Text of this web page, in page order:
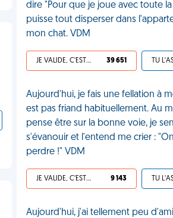
dire "Pour que je joue avec toute
puisse tout disperser dans
mon chat. VDM
JE VALIDE, C'EST UNE VDM 39 651
Aujourd'hui, je fais une fellation à
est pas friand habituellement. Au
pense être sur la bonne voie, je
s'évanouir et l'entend me crier :
perdre !" VDM
JE VALIDE, C'EST UNE VDM 9 143
Aujourd'hui, j'ai tellement peu